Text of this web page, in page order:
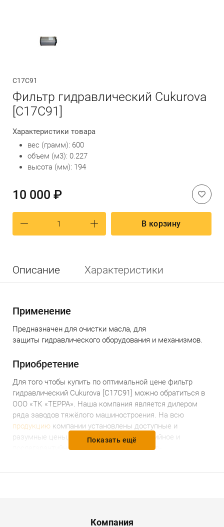
C17C91
Фильтр гидравлический Cukurova
[C17C91]
Характеристики товара
вес (грамм): 600
объем (м3): 0.227
высота (мм): 194
10 000 ₽
В корзину
Описание Характеристики
Применение
Предназначен для очистки масла, для
защиты гидравлического оборудования и механизмов.
Приобретение
Для того чтобы купить по оптимальной цене фильтр
гидравлический Cukurova [C17C91] можно обратиться в
ООО «ТК «ТЕРРА». Наша компания является дилером
ряда заводов тяжёлого машиностроения. На всю
продукцию компании установлены доступные и
разумные цены, предоставляется гарантийное и
послегарантийное обслуживание. Уточнить
Показать ещё
Компания